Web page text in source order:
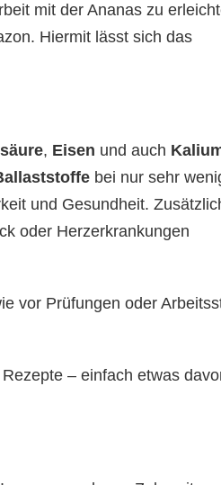
mit der Ananas zu
Hiermit lässt sich das
, Eisen und auch
bei nur sehr
und Gesundheit.
oder Herzerkrankungen
vor Prüfungen oder
– einfach etwas